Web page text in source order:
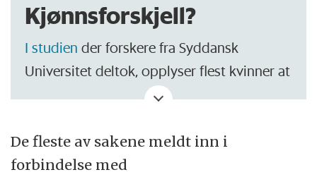
Kjønnsforskjell?
I studien der forskere fra Syddansk
Universitet deltok, opplyser flest kvinner at
de har minst én vitenskapelig artikkel der
bidraget.
De fleste av sakene meldt inn i
forbindelse med